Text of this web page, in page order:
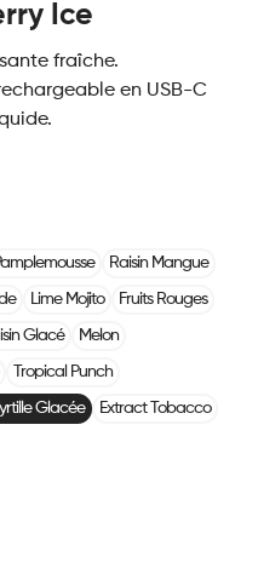
Ice
fraîche.
en USB-C
Raisin Mangue
Lime Mojito Fruits Rouges
Glacé Melon
Tropical Punch
Glacée Extract Tobacco